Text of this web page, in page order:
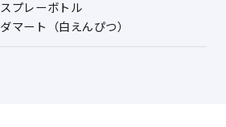
スプレーボトル
ダマート（白えんぴつ）